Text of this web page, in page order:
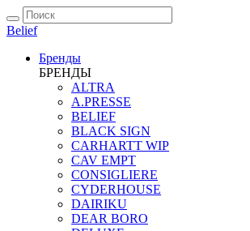
Belief
Бренды
БРЕНДЫ
ALTRA
A.PRESSE
BELIEF
BLACK SIGN
CARHARTT WIP
CAV EMPT
CONSIGLIERE
CYDERHOUSE
DAIRIKU
DEAR BORO